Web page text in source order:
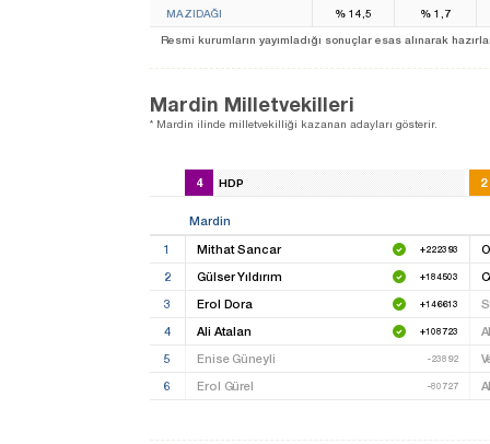
MAZIDAĞI % 14,5 % 1,7
Resmi kurumların yayımladığı sonuçlar esas alınarak
Mardin Milletvekilleri
* Mardin ilinde milletvekilliği kazanan adayları gösterir.
4 HDP 2
Mardin
1
Mithat Sancar +222393
2 Gülser Yıldırım +184503
3 Erol Dora +146613
4 Ali Atalan +108723
5 Enise Güneyli -23892
6 Erol Gürel -80727